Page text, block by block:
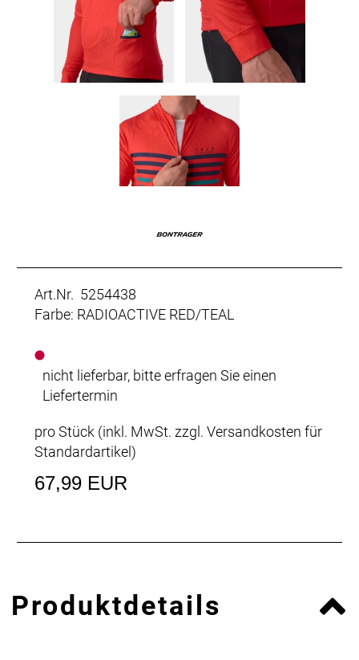
Art.Nr. 5254438
Farbe: RADIOACTIVE RED/TEAL
nicht lieferbar, bitte erfragen Sie einen
Liefertermin
pro Stück (inkl. MwSt. zzgl. Versandkosten für
Standardartikel)
67,99 EUR
Produktdetails